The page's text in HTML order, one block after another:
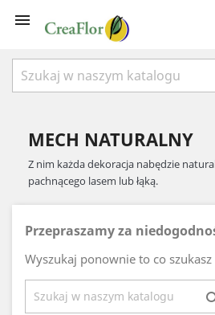

MECH NATURALNY
Z nim każda dekoracja nabędzie
pachnącego lasem lub łąką.
Przepraszamy za
Wyszukaj ponownie to co szukasz